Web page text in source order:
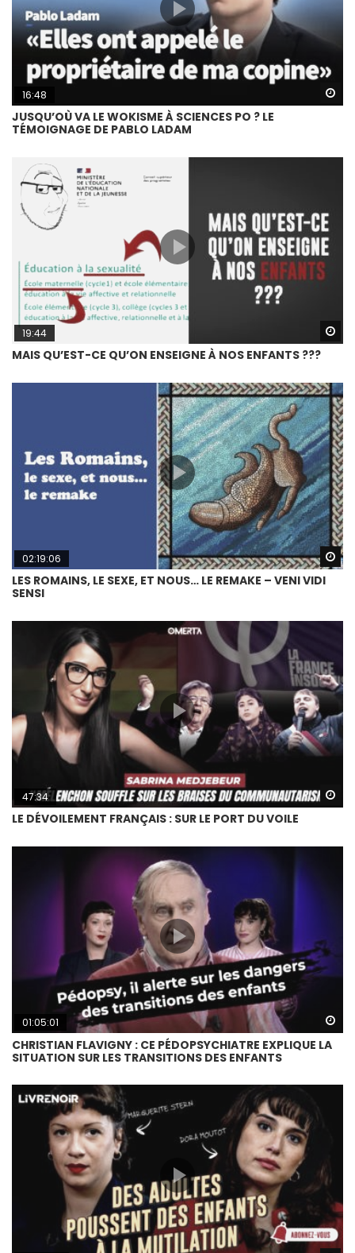
16:48
JUSQU’OÙ VA LE WOKISME À SCIENCES PO ? LE
TÉMOIGNAGE DE PABLO LADAM
19:44
MAIS QU’EST-CE QU’ON ENSEIGNE À NOS ENFANTS ???
02:19:06
LES ROMAINS, LE SEXE, ET NOUS… LE REMAKE – VENI VIDI
SENSI
47:34
LE DÉVOILEMENT FRANÇAIS : SUR LE PORT DU VOILE
01:05:01
CHRISTIAN FLAVIGNY : CE PÉDOPSYCHIATRE EXPLIQUE LA
SITUATION SUR LES TRANSITIONS DES ENFANTS